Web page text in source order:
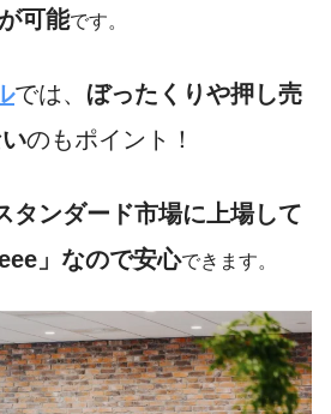
が可能です。
では、 ぼったくりや押し売
のもポイント！
タンダード市場に上場して
」なので安心できます。